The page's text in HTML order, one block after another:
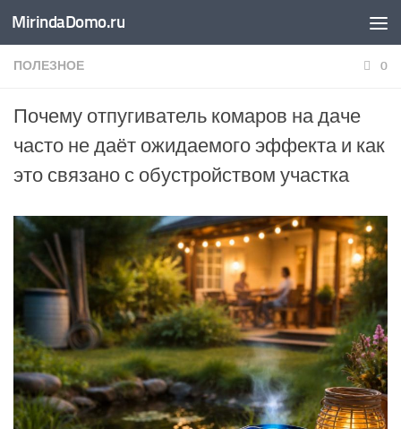
Перейти к содержимому
MirindaDomo.ru
ПОЛЕЗНОЕ 0
Почему отпугиватель комаров на даче
часто не даёт ожидаемого эффекта и как
это связано с обустройством участка